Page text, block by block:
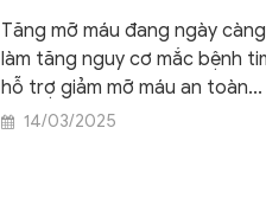
Tăng mỡ máu đang ngày
làm tăng nguy cơ mắc bệnh
hỗ trợ giảm mỡ máu an toàn...
14/03/2025